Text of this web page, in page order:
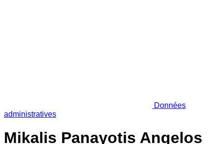
Données
administratives
Mikalis Panayotis Angelos